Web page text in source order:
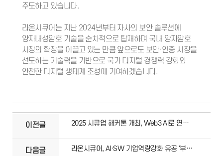
주도하고 있습니다.
라온시큐어는 지난 2024년부터 자사의 보안 솔루션에
양자내성암호 기술을 순차적으로 탑재하며 국내 양자암호
시장의 확장을 이끌고 있는 만큼 앞으로도 보안·인증 시장을
선도하는 기술력을 기반으로 국가 디지털 경쟁력 강화와
안전한 디지털 생태계 조성에 기여하겠습니다.
이전글 2025 시큐업 해커톤 개최, Web3 AI로 연결된 미래!
다음글 라온시큐어, AI·SW 기업역량강화 유공 '부총리 겸 과학기술정보통신부 장관 표창' 수상